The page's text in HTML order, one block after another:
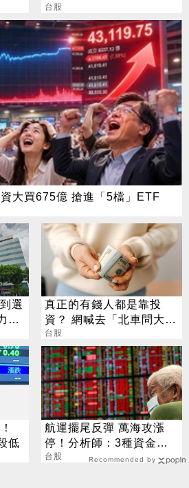
單恢復中，全年營運拚持
穩
台股
大買675億 搶進「5檔」ETF
選
戰
真正的有錢人都是靠投
資？ 網喊去「北車問大
師」：保證專業
台股
低
航運擺尾反彈 萬海攻漲
停！分析師：3種資金進
場拉抬
台股 Recommended by